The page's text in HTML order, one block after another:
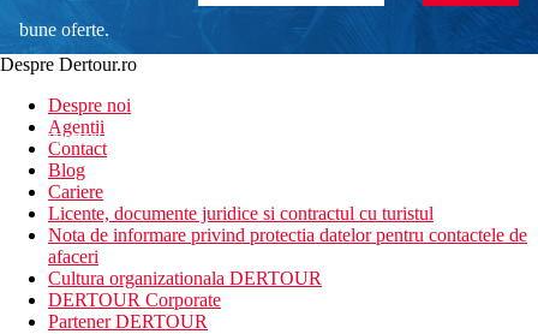
bune oferte.
newsletter!
Despre Dertour.ro
Despre noi
Agentii
Contact
Blog
Cariere
Licente, documente juridice si contractul cu turistul
Nota de informare privind protectia datelor pentru contactele de
afaceri
Cultura organizationala DERTOUR
DERTOUR Corporate
Partener DERTOUR